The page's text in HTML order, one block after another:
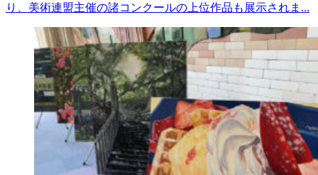
り、美術連盟主催の諸コンクールの上位作品も展示されま...